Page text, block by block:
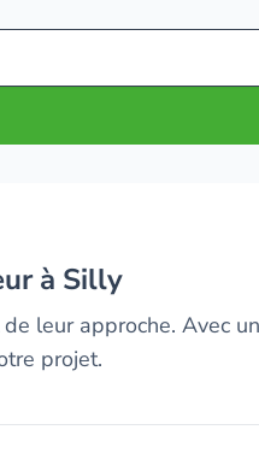
à Silly
leur approche. Avec
projet.